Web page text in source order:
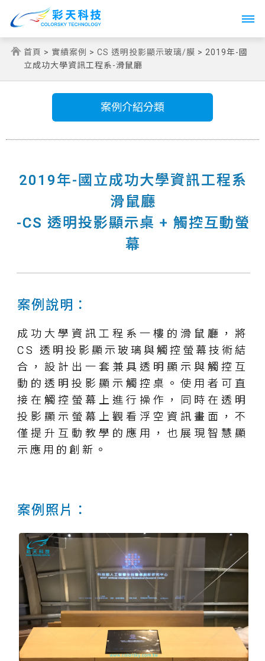
Toggle
首頁 > 實績案例 > CS 透明投影顯示玻璃/膜 > 2019年-國
立成功大學資訊工程系-滑鼠廳
案例介紹分類
2019年-國立成功大學資訊工程系
滑鼠廳
-CS 透明投影顯示桌 + 觸控互動螢
幕
案例說明：
成功大學資訊工程系一樓的滑鼠廳，將
CS 透明投影顯示玻璃與觸控螢幕技術結
合，設計出一套兼具透明顯示與觸控互
動的透明投影顯示觸控桌。使用者可直
接在觸控螢幕上進行操作，同時在透明
投影顯示螢幕上觀看浮空資訊畫面，不
僅提升互動教學的應用，也展現智慧顯
示應用的創新。
案例照片：